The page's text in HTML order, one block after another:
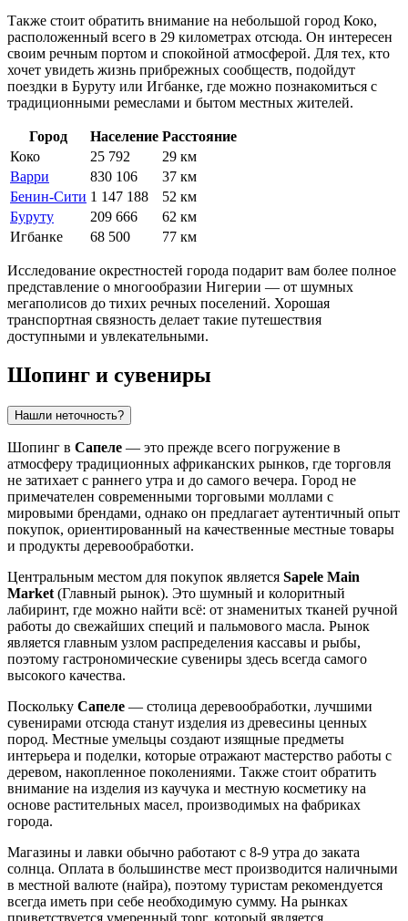
Также стоит обратить внимание на небольшой город Коко,
расположенный всего в 29 километрах отсюда. Он интересен
своим речным портом и спокойной атмосферой. Для тех, кто
хочет увидеть жизнь прибрежных сообществ, подойдут
поездки в Буруту или Игбанке, где можно познакомиться с
традиционными ремеслами и бытом местных жителей.
Город Население Расстояние
Коко
25 792
29 км
Варри
830 106
37 км
Бенин-Сити 1 147 188
52 км
Буруту
209 666
62 км
Игбанке
68 500 77 км
Исследование окрестностей города подарит вам более полное
представление о многообразии Нигерии — от шумных
мегаполисов до тихих речных поселений. Хорошая
транспортная связность делает такие путешествия
доступными и увлекательными.
Шопинг и сувениры
Нашли неточность?
Шопинг в Сапеле — это прежде всего погружение в
атмосферу традиционных африканских рынков, где торговля
не затихает с раннего утра и до самого вечера. Город не
примечателен современными торговыми моллами с
мировыми брендами, однако он предлагает аутентичный опыт
покупок, ориентированный на качественные местные товары
и продукты деревообработки.
Центральным местом для покупок является Sapele Main
Market (Главный рынок). Это шумный и колоритный
лабиринт, где можно найти всё: от знаменитых тканей ручной
работы до свежайших специй и пальмового масла. Рынок
является главным узлом распределения кассавы и рыбы,
поэтому гастрономические сувениры здесь всегда самого
высокого качества.
Поскольку Сапеле — столица деревообработки, лучшими
сувенирами отсюда станут изделия из древесины ценных
пород. Местные умельцы создают изящные предметы
интерьера и поделки, которые отражают мастерство работы с
деревом, накопленное поколениями. Также стоит обратить
внимание на изделия из каучука и местную косметику на
основе растительных масел, производимых на фабриках
города.
Магазины и лавки обычно работают с 8-9 утра до заката
солнца. Оплата в большинстве мест производится наличными
в местной валюте (найра), поэтому туристам рекомендуется
всегда иметь при себе необходимую сумму. На рынках